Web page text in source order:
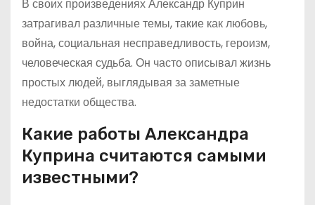
В своих произведениях Александр Куприн
затрагивал различные темы, такие как любовь,
война, социальная несправедливость, героизм,
человеческая судьба. Он часто описывал жизнь
простых людей, выглядывая за заметные
недостатки общества.
Какие работы Александра
Куприна считаются самыми
известными?